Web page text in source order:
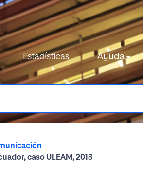
Estadísticas Ayuda
caso ULEAM, 2018